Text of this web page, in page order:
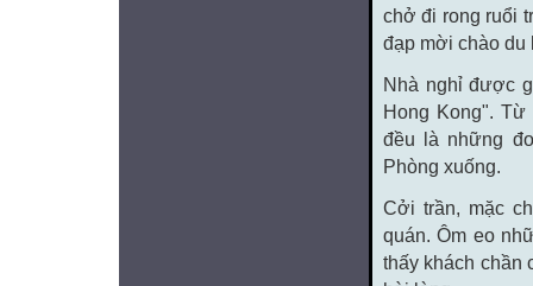
chở đi rong ruổi
đạp mời chào du
Nhà nghỉ được
Hong Kong".
đều là những
Phòng xuống.
Cởi trần, mặc
quán. Ôm eo
thấy khách chần